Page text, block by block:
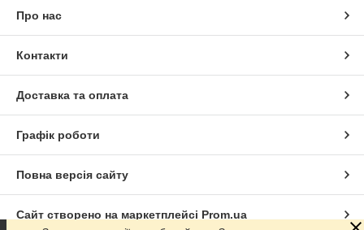
Про нас
Контакти
Доставка та оплата
Графік роботи
Повна версія сайту
Сайт створено на маркетплейсі Prom.ua